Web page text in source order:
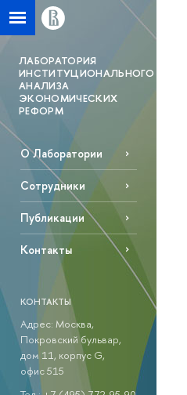
ЛАБОРАТОРИЯ
ИНСТИТУЦИОНАЛЬНОГО
АНАЛИЗА
ЭКОНОМИЧЕСКИХ
РЕФОРМ
О Лаборатории
Сотрудники
Публикации
Контакты
КОНТАКТЫ
Адрес: Москва,
Покровский бульвар,
дом 11, корпус G,
офис 515